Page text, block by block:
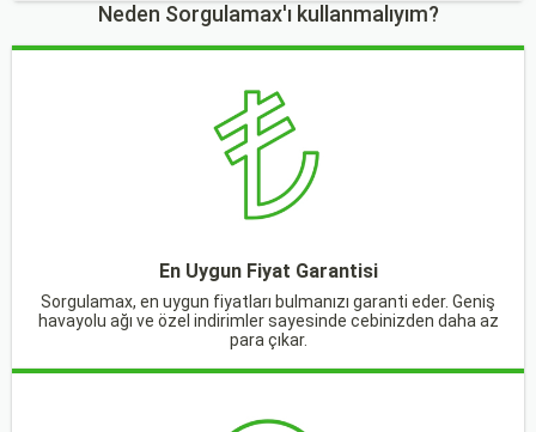
Neden Sorgulamax'ı kullanmalıyım?
En Uygun Fiyat Garantisi
Sorgulamax, en uygun fiyatları bulmanızı garanti eder. Geniş
havayolu ağı ve özel indirimler sayesinde cebinizden daha az
para çıkar.